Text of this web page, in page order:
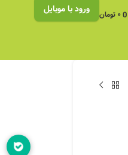
0۰ تومان ورود با موبایل